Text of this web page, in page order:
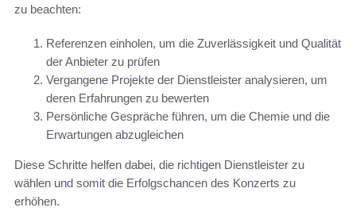
zu beachten:
Referenzen einholen, um die Zuverlässigkeit und Qualität
der Anbieter zu prüfen
Vergangene Projekte der Dienstleister analysieren, um
deren Erfahrungen zu bewerten
Persönliche Gespräche führen, um die Chemie und die
Erwartungen abzugleichen
Diese Schritte helfen dabei, die richtigen Dienstleister zu
wählen und somit die Erfolgschancen des Konzerts zu
erhöhen.